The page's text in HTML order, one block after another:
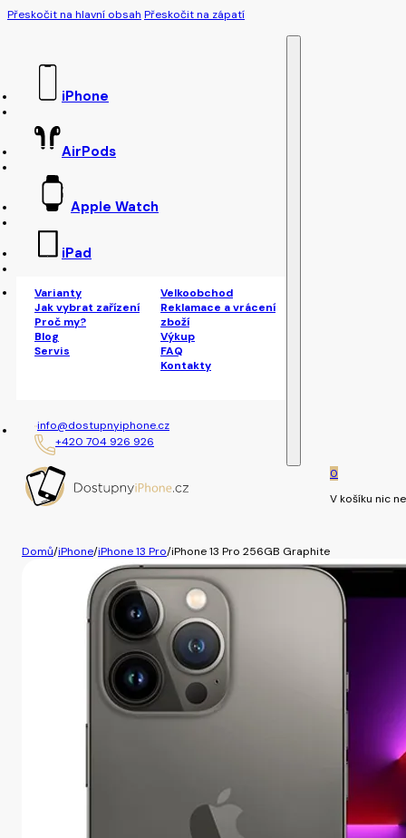
Přeskočit na hlavní obsah Přeskočit na zápatí
iPhone
AirPods
Apple Watch
iPad
Varianty
Jak vybrat zařízení
Proč my?
Blog
Servis
Velkoobchod
Reklamace a vrácení
zboží
Výkup
FAQ
Kontakty
info@dostupnyiphone.cz
+420 704 926 926
0
V košíku nic
Domů/iPhone/iPhone 13 Pro/iPhone 13 Pro 256GB Graphite